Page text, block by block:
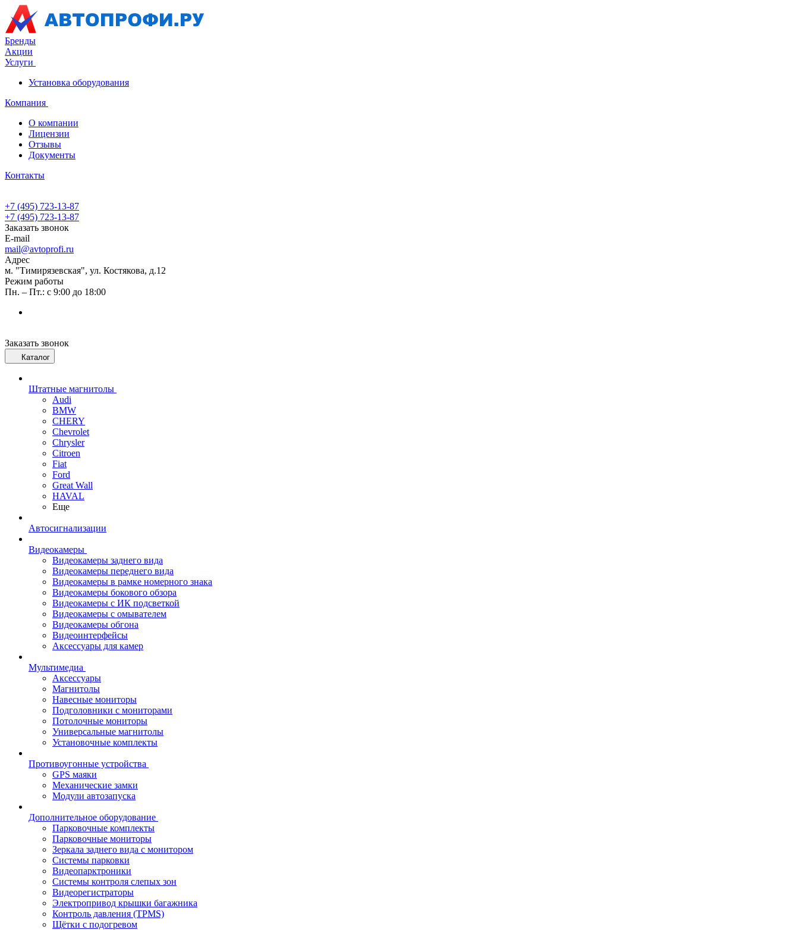
Бренды
Акции
Услуги
Установка оборудования
Компания
О компании
Лицензии
Отзывы
Документы
Контакты
+7 (495) 723-13-87
+7 (495) 723-13-87
Заказать звонок
E-mail
mail@avtoprofi.ru
Адрес
м. "Тимирязевская", ул. Костякова, д.12
Режим работы
Пн. – Пт.: с 9:00 до 18:00
Заказать звонок
Каталог
Штатные магнитолы
Audi
BMW
CHERY
Chevrolet
Chrysler
Citroen
Fiat
Ford
Great Wall
HAVAL
Еще
Автосигнализации
Видеокамеры
Видеокамеры заднего вида
Видеокамеры переднего вида
Видеокамеры в рамке номерного знака
Видеокамеры бокового обзора
Видеокамеры с ИК подсветкой
Видеокамеры с омывателем
Видеокамеры обгона
Видеоинтерфейсы
Аксессуары для камер
Мультимедиа
Аксессуары
Магнитолы
Навесные мониторы
Подголовники с мониторами
Потолочные мониторы
Универсальные магнитолы
Установочные комплекты
Противоугонные устройства
GPS маяки
Механические замки
Модули автозапуска
Дополнительное оборудование
Парковочные комплекты
Парковочные мониторы
Зеркала заднего вида с монитором
Системы парковки
Видеопарктроники
Системы контроля слепых зон
Видеорегистраторы
Электропривод крышки багажника
Контроль давления (TPMS)
Щётки с подогревом